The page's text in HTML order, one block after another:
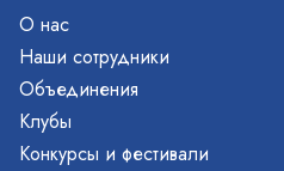
О нас
Наши сотрудники
Объединения
Клубы
Конкурсы и фестивали